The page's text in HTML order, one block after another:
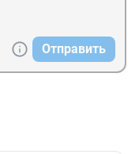
Отправить